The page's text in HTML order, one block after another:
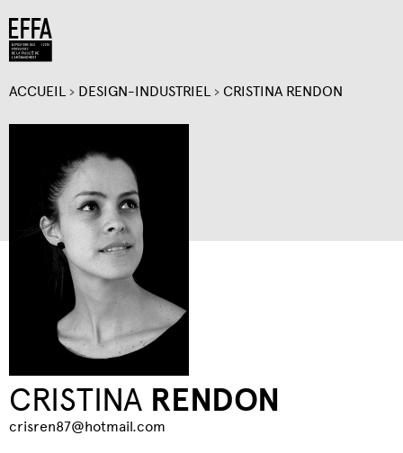
VOUS
ÊTES
ICI
ACCUEIL › DESIGN-INDUSTRIEL › CRISTINA RENDON
CRISTINA RENDON
crisren87@hotmail.com